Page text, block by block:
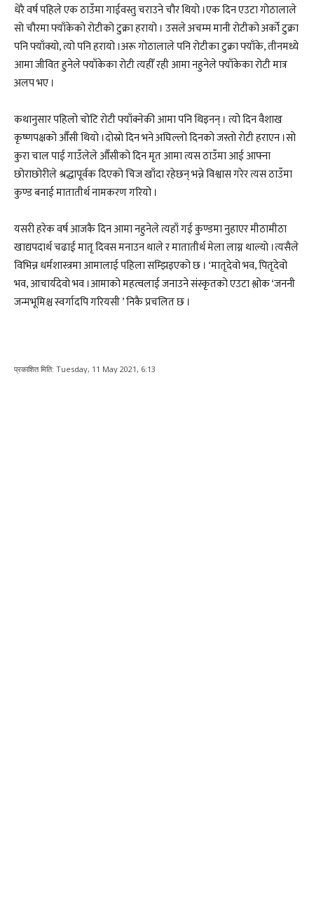
धेरै वर्ष पहिले एक ठाउँमा गाईवस्तु चराउने चौर थियो ।एक दिन एउटा गोठालाले
सो चौरमा फ्याँकेको रोटीको टुक्रा हरायो । उसले अचम्म मानी रोटीको अर्को टुक्रा
पनि फ्याँक्यो, त्यो पनि हरायो ।अरू गोठालाले पनि रोटीका टुक्रा फ्याँके, तीनमध्ये
आमा जीवित हुनेले फ्याँकेका रोटी त्यहीँ रही आमा नहुनेले फ्याँकेका रोटी मात्र
अलप भए ।
कथानुसार पहिलो चोटि रोटी फ्याँक्नेकी आमा पनि थिइनन् । त्यो दिन वैशाख
कृष्णपक्षको औँसी थियो ।दोस्रो दिन भने अघिल्लो दिनको जस्तो रोटी हराएन ।सो
कुरा चाल पाई गाउँलेले औँसीको दिन मृत आमा त्यस ठाउँमा आई आफ्ना
छोराछोरीले श्रद्धापूर्वक दिएको चिज खाँदा रहेछन् भन्ने विश्वास गरेर त्यस ठाउँमा
कुण्ड बनाई मातातीर्थ नामकरण गरियो ।
यसरी हरेक वर्ष आजकै दिन आमा नहुनेले त्यहाँ गई कुण्डमा नुहाएर मीठामीठा
खाद्यपदार्थ चढाई मातृ दिवस मनाउन थाले र मातातीर्थ मेला लाग्न थाल्यो ।त्यसैले
विभिन्न धर्मशास्त्रमा आमालाई पहिला सम्झिइएको छ । ‘मातृदेवो भव, पितृदेवो
भव, आचार्यदेवो भव ।आमाको महत्वलाई जनाउने संस्कृतको एउटा श्लोक ‘जननी
जन्मभूमिश्च स्वर्गादपि गरियसी ’ निकै प्रचलित छ ।
प्रकाशित मिति: Tuesday, 11 May 2021, 6:13